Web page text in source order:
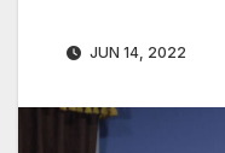
JUN 14, 2022